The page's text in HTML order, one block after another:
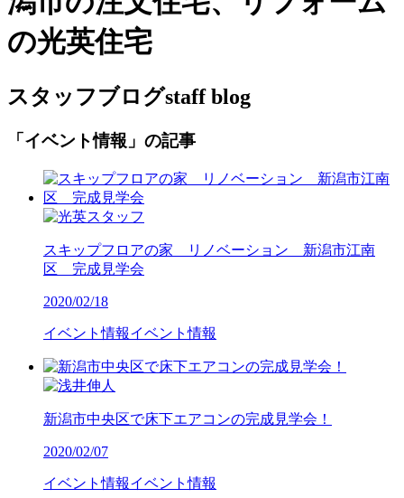
の光英住宅
スタッフブログstaff blog
「イベント情報」の記事
スキップフロアの家 リノベーション 新潟市江南
区 完成見学会
2020/02/18
イベント情報イベント情報
新潟市中央区で床下エアコンの完成見学会！
2020/02/07
イベント情報イベント情報